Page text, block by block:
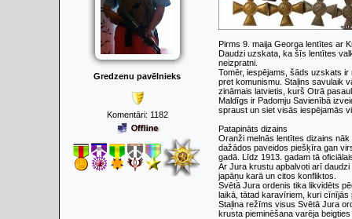
Gredzenu pavēlnieks
Komentāri: 1182
Pirms 9. maija Georga lentītes ar
Daudzi uzskata, ka šīs lentītes
neizpratni.
Tomēr, iespējams, šāds uzskats
pret komunismu. Staļins savulaik
zināmais latvietis, kurš Otrā
Maldīgs ir Padomju Savienībā
spraust un siet visās iespējamās
Patapināts dizains
Oranži melnās lentītes dizains
dažādos paveidos piešķīra gan
gadā. Līdz 1913. gadam tā
Ar Jura krustu apbalvoti arī
japāņu karā un citos konfliktos.
Svētā Jura ordenis tika likvidēts
laikā, tātad karavīriem, kuri cīnījās
Staļina režīms visus Svētā Jura
krusta pieminēšana varēja